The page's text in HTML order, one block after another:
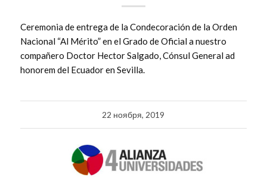
Ceremonia de entrega de la Condecoración de la Orden
Nacional “Al Mérito” en el Grado de Oficial a nuestro
compañero Doctor Hector Salgado, Cónsul General ad
honorem del Ecuador en Sevilla.
22 ноября, 2019